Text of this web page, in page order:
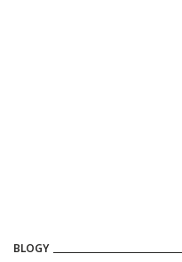
BLOGY